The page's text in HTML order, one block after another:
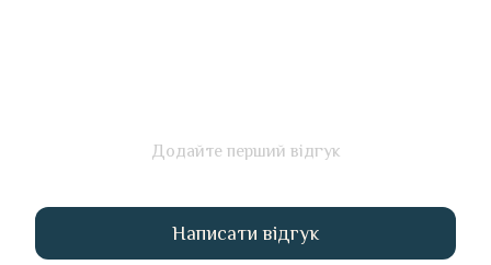
Додайте перший відгук
Написати відгук